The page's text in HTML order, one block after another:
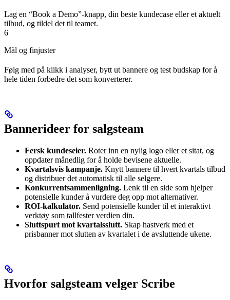
Lag en “Book a Demo”-knapp, din beste kundecase eller et aktuelt
tilbud, og tildel det til teamet.
6
Mål og finjuster
Følg med på klikk i analyser, bytt ut bannere og test budskap for å
hele tiden forbedre det som konverterer.
Bannerideer for salgsteam
Fersk kundeseier. Roter inn en nylig logo eller et sitat, og
oppdater månedlig for å holde bevisene aktuelle.
Kvartalsvis kampanje. Knytt bannere til hvert kvartals tilbud
og distribuer det automatisk til alle selgere.
Konkurrentsammenligning. Lenk til en side som hjelper
potensielle kunder å vurdere deg opp mot alternativer.
ROI-kalkulator. Send potensielle kunder til et interaktivt
verktøy som tallfester verdien din.
Sluttspurt mot kvartalsslutt. Skap hastverk med et
prisbanner mot slutten av kvartalet i de avsluttende ukene.
Hvorfor salgsteam velger Scribe